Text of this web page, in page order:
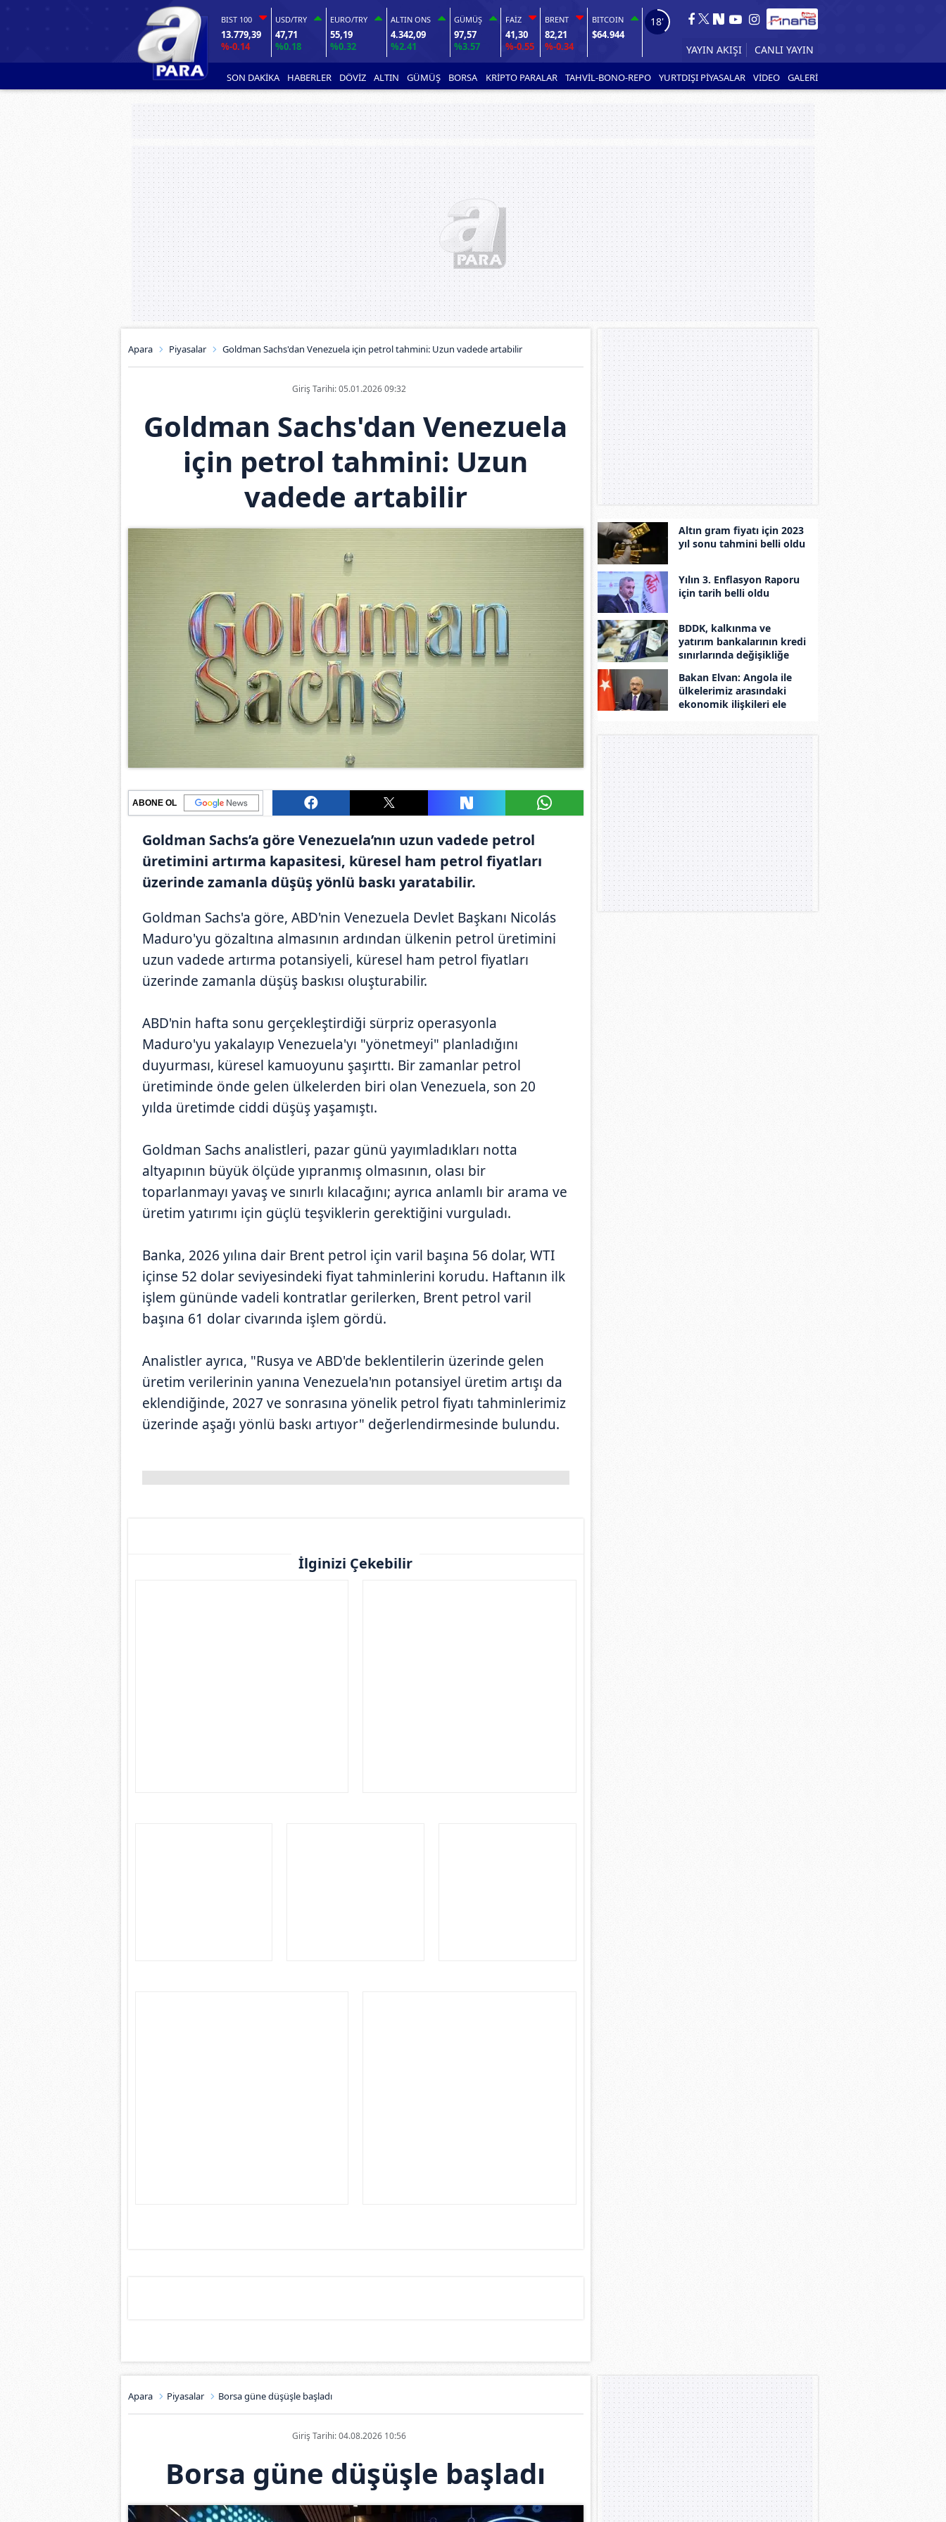
BIST 100
13.779,39
%-0.14
USD/TRY
47,71
%0.18
EURO/TRY
55,19
%0.32
ALTIN ONS
4.342,09
%2.41
GÜMÜŞ
97,57
%3.57
FAİZ
41,30
%-0.55
BRENT
82,21
%-0.34
BITCOIN
$64.944
16'
YAYIN AKIŞI CANLI YAYIN
SON DAKİKA HABERLER DÖVİZ ALTIN GÜMÜŞ BORSA KRİPTO PARALAR TAHVİL-BONO-REPO YURTDIŞI PİYASALAR VİDEO GALERİ
Apara Piyasalar Goldman Sachs'dan Venezuela için petrol tahmini: Uzun vadede artabilir
Giriş Tarihi: 05.01.2026 09:32
Goldman Sachs'dan Venezuela
için petrol tahmini: Uzun
vadede artabilir
ABONE OL
Goldman Sachs’a göre Venezuela’nın uzun vadede petrol
üretimini artırma kapasitesi, küresel ham petrol fiyatları
üzerinde zamanla düşüş yönlü baskı yaratabilir.
Goldman Sachs'a göre, ABD'nin Venezuela Devlet Başkanı Nicolás
Maduro'yu gözaltına almasının ardından ülkenin petrol üretimini
uzun vadede artırma potansiyeli, küresel ham petrol fiyatları
üzerinde zamanla düşüş baskısı oluşturabilir.
ABD'nin hafta sonu gerçekleştirdiği sürpriz operasyonla
Maduro'yu yakalayıp Venezuela'yı "yönetmeyi" planladığını
duyurması, küresel kamuoyunu şaşırttı. Bir zamanlar petrol
üretiminde önde gelen ülkelerden biri olan Venezuela, son 20
yılda üretimde ciddi düşüş yaşamıştı.
Goldman Sachs analistleri, pazar günü yayımladıkları notta
altyapının büyük ölçüde yıpranmış olmasının, olası bir
toparlanmayı yavaş ve sınırlı kılacağını; ayrıca anlamlı bir arama ve
üretim yatırımı için güçlü teşviklerin gerektiğini vurguladı.
Banka, 2026 yılına dair Brent petrol için varil başına 56 dolar, WTI
içinse 52 dolar seviyesindeki fiyat tahminlerini korudu. Haftanın ilk
işlem gününde vadeli kontratlar gerilerken, Brent petrol varil
başına 61 dolar civarında işlem gördü.
Analistler ayrıca, "Rusya ve ABD'de beklentilerin üzerinde gelen
üretim verilerinin yanına Venezuela'nın potansiyel üretim artışı da
eklendiğinde, 2027 ve sonrasına yönelik petrol fiyatı tahminlerimiz
üzerinde aşağı yönlü baskı artıyor" değerlendirmesinde bulundu.
İlginizi Çekebilir
Altın gram fiyatı için 2023
yıl sonu tahmini belli oldu
Yılın 3. Enflasyon Raporu
için tarih belli oldu
BDDK, kalkınma ve
yatırım bankalarının kredi
sınırlarında değişikliğe
Bakan Elvan: Angola ile
ülkelerimiz arasındaki
ekonomik ilişkileri ele
Apara Piyasalar Borsa güne düşüşle başladı
Giriş Tarihi: 04.08.2026 10:56
Borsa güne düşüşle başladı